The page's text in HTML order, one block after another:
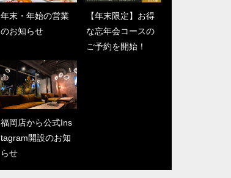
年末・年始の営業
のお知らせ
【年末限定】お得
な忘年会コースの
ご予約を開始！
福岡店から公式Ins
tagram開設のお知
らせ
福岡店から公式Ins
tagram開設のお知
六本木店から公式I
nstagram開設のお
知らせ
新年のご挨拶